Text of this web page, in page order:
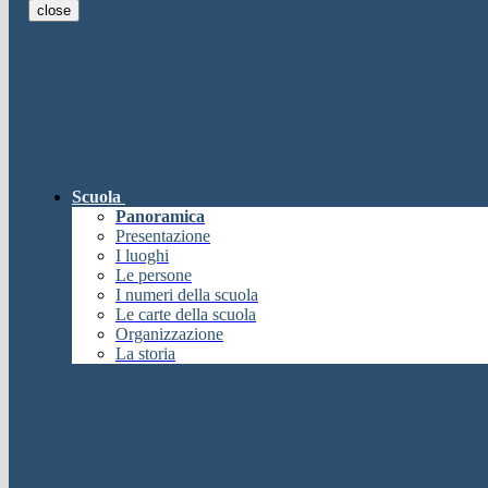
Chiudi
Informazione
Attendere...
Attendere il completamento dell'operazione...
close
Scuola
Panoramica
Presentazione
I luoghi
Le persone
I numeri della scuola
Le carte della scuola
Organizzazione
La storia